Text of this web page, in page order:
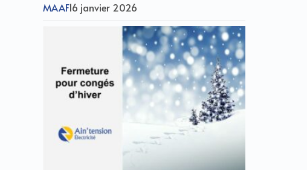
MAAF16 janvier 2026